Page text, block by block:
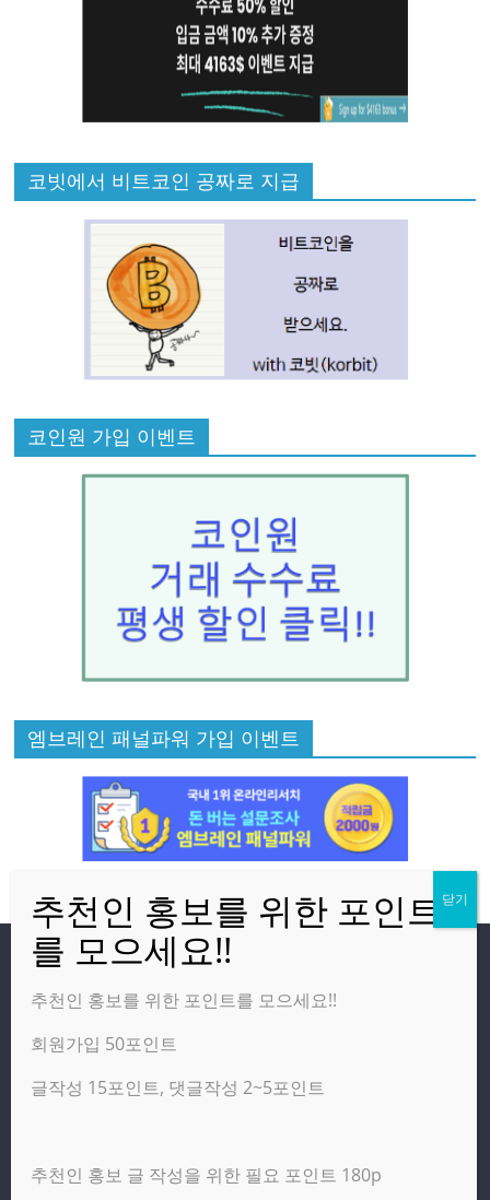
코빗에서 비트코인 공짜로 지급
코인원 가입 이벤트
엠브레인 패널파워 가입 이벤트
방문자
온라인 방문자:9
오늘의 조회수:134
광고 제휴 홍보 일반 문의 : apptechgo@naver.com
추천인 홍보를 위한 포인트를 모으세요!!
회원가입 50포인트
글작성 15포인트, 댓글작성 2~5포인트
추천인 홍보 글 작성을 위한 필요 포인트 180p